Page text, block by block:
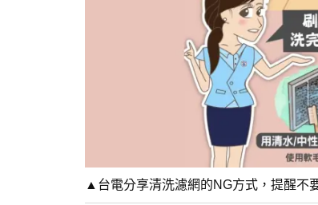
▲台電分享清洗濾網的NG方式，提醒不